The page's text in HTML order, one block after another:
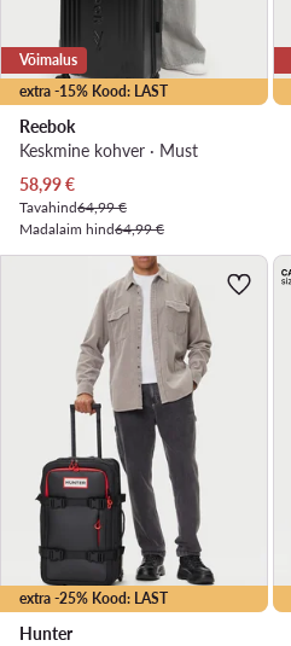
extra -15% Kood: LAST
Võimalus
Reebok
Keskmine kohver · Must
Praegune hind
58,99€
Tavahind64,99 €
Madalaim hind64,99 €
extra -25% Kood: LAST
Hunter